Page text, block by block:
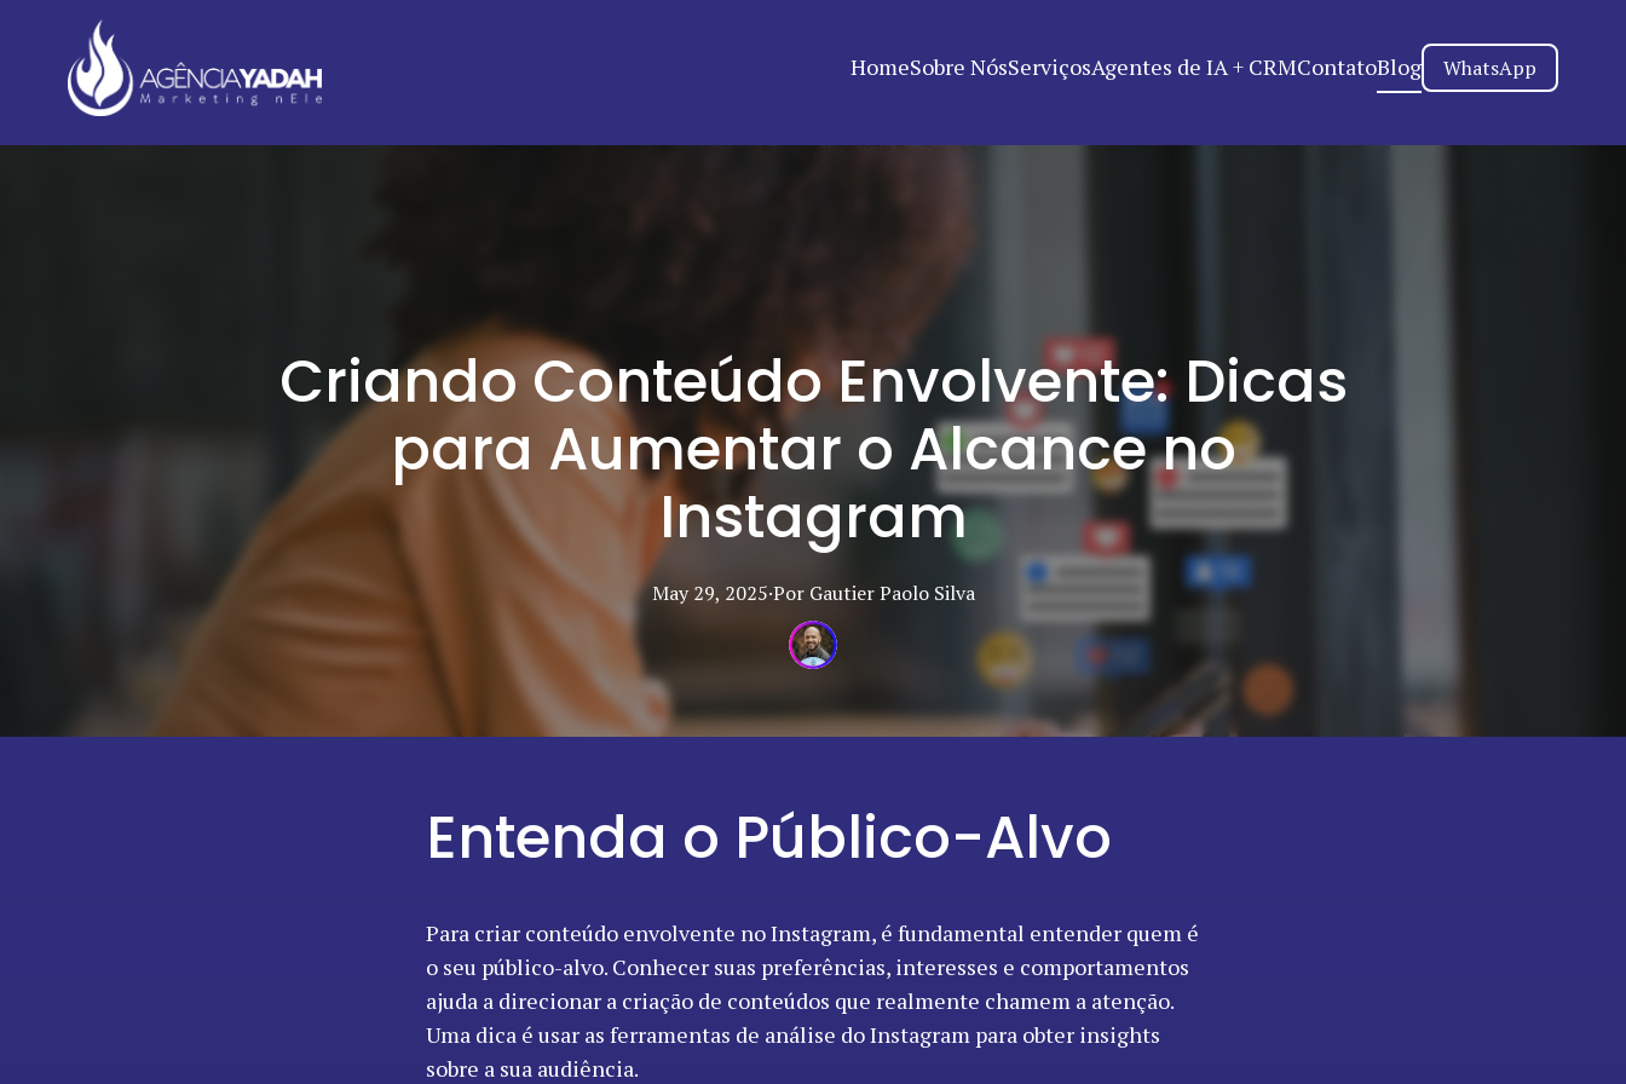
HomeSobre NósServiçosAgentes de IA + CRMContatoBlog WhatsApp
Criando Conteúdo Envolvente: Dicas
para Aumentar o Alcance no
Instagram
May 29, 2025·Por Gautier Paolo Silva
Entenda o Público-Alvo
Para criar conteúdo envolvente no Instagram, é fundamental entender quem é
o seu público-alvo. Conhecer suas preferências, interesses e comportamentos
ajuda a direcionar a criação de conteúdos que realmente chamem a atenção.
Uma dica é usar as ferramentas de análise do Instagram para obter insights
sobre a sua audiência.